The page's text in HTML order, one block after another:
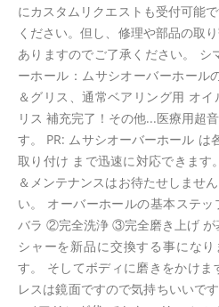
にカスタムリクエストも受付可能
ください。但し、修理や部品の取
ありますのでご了承ください。 シ
ーホール：ムサシオーバーホール
＆グリス、通常ベアリング用 オ
リス 補充完了！その他...医療用超
す。 PR: ムサシオーバーホール は
取り付け まで迅速に対応できます
＆メンテナンスはお待たせしませ
い。 オーバーホールの基本ステ
バラ ②完全洗浄 ③完全磨き上げ が
シャーを新品に交換する事にな
す。 そしてボディに磨きをかけま
レスは鏡面ですので気持ちいいで